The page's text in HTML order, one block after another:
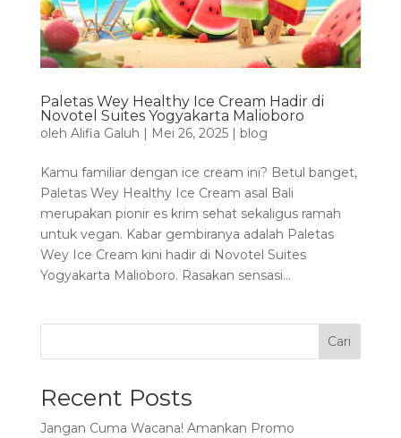
Paletas Wey Healthy Ice Cream Hadir di
Novotel Suites Yogyakarta Malioboro
oleh Alifia Galuh Mei 26, 2025| blog
Kamu familiar dengan ice cream ini? Betul banget,
Paletas Wey Healthy Ice Cream asal Bali
merupakan pionir es krim sehat sekaligus ramah
untuk vegan. Kabar gembiranya adalah Paletas
Wey Ice Cream kini hadir di Novotel Suites
Yogyakarta Malioboro. Rasakan sensasi...
Cari
Recent Posts
Jangan Cuma Wacana! Amankan Promo